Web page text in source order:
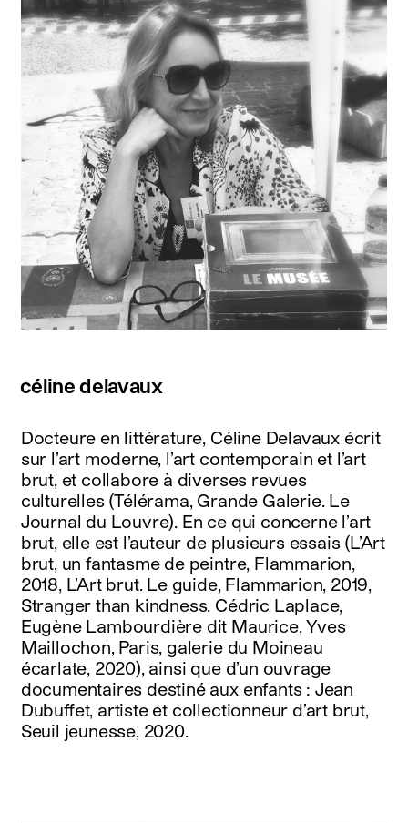
céline delavaux
Docteure en littérature, Céline Delavaux écrit
sur l’art moderne, l’art contemporain et l’art
brut, et collabore à diverses revues
culturelles (Télérama, Grande Galerie. Le
Journal du Louvre). En ce qui concerne l’art
brut, elle est l’auteur de plusieurs essais (L’Art
brut, un fantasme de peintre, Flammarion,
2018, L’Art brut. Le guide, Flammarion, 2019,
Stranger than kindness. Cédric Laplace,
Eugène Lambourdière dit Maurice, Yves
Maillochon, Paris, galerie du Moineau
écarlate, 2020), ainsi que d’un ouvrage
documentaires destiné aux enfants : Jean
Dubuffet, artiste et collectionneur d’art brut,
Seuil jeunesse, 2020.